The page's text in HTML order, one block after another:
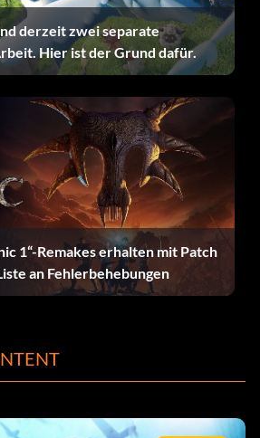
derzeit zwei separate
Hier ist der Grund dafür.
1“-Remakes erhalten mit Patch
an Fehlerbehebungen